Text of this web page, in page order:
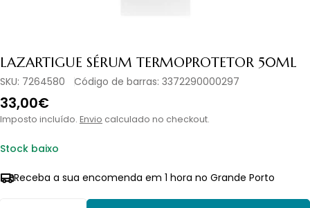
LAZARTIGUE SÉRUM TERMOPROTETOR 50ML
SKU: 7264580 Código de barras: 3372290000297
Preço
normal
33,00€
Imposto incluído. Envio calculado no checkout.
Stock baixo
Receba a sua encomenda em 1 hora no Grande Porto